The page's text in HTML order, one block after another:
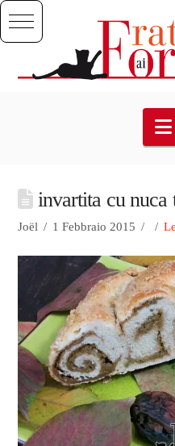
invartita cu nuca
Joël 1 Febbraio 2015